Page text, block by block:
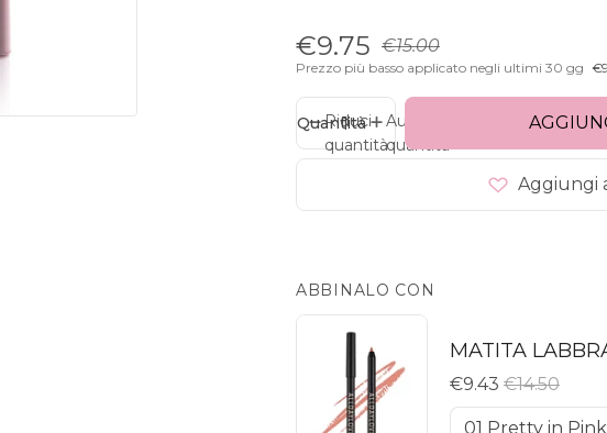
€9.75 €15.00
Prezzo più basso applicato negli ultimi 30 gg
Riduci
quantità
Quantità
Aumenta
quantità
Aggiungi
ABBINALO CON
MATITA
€9.43 €14.50